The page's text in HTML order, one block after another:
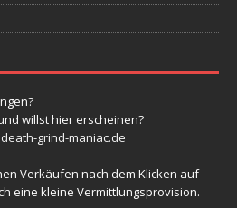
willst hier erscheinen?
grind-maniac.de
Verkäufen nach dem Klicken auf
eine kleine Vermittlungsprovision.